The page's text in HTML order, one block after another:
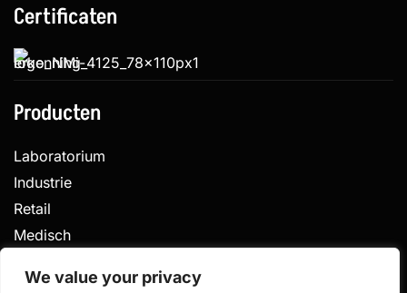
We value your privacy
Certificaten
Producten
Laboratorium
Industrie
Retail
Medisch